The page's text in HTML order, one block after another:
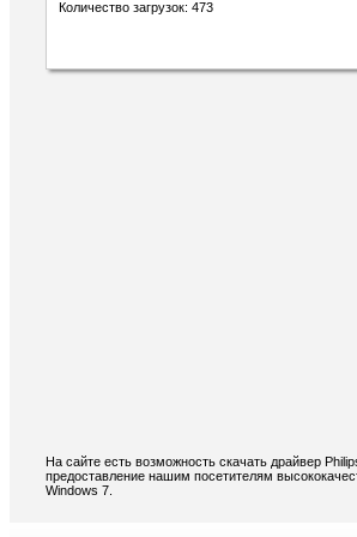
Количество загрузок: 473
На сайте есть возможность скачать драйвер
предоставление нашим посетителям
Windows 7.